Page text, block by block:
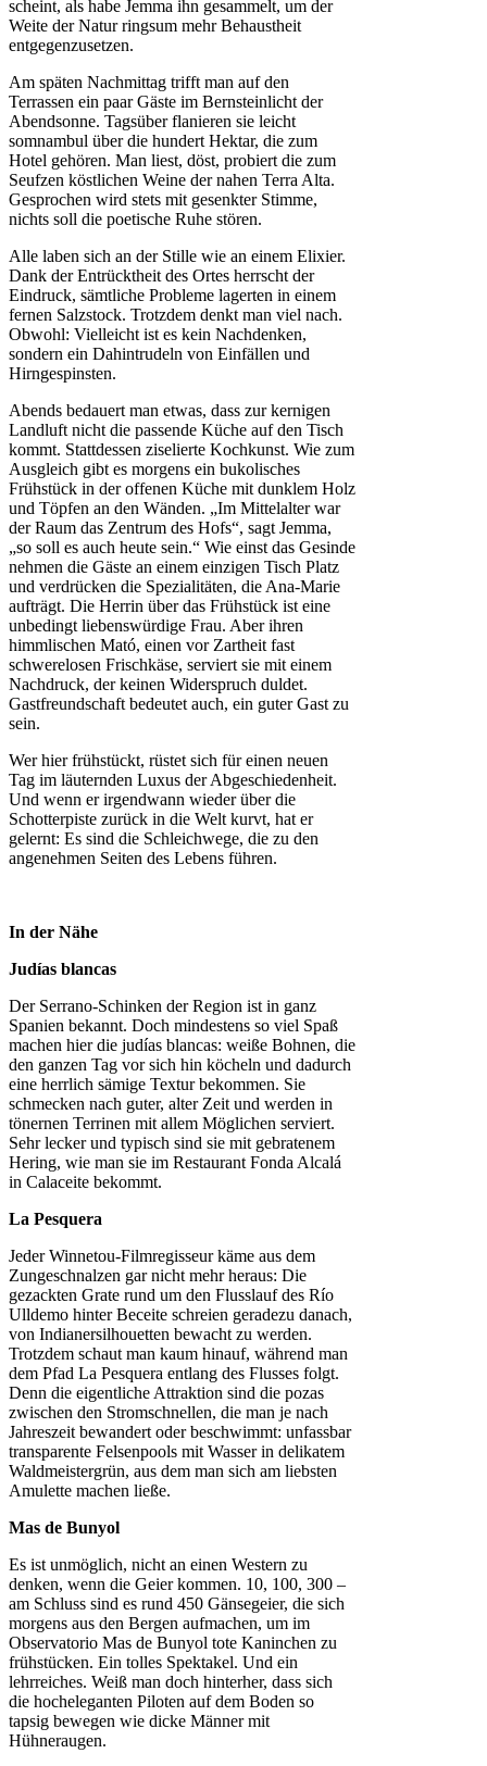
scheint, als habe Jemma ihn gesammelt, um der
Weite der Natur ringsum mehr Behaustheit
entgegenzusetzen.
Am späten Nachmittag trifft man auf den
Terrassen ein paar Gäste im Bernsteinlicht der
Abendsonne. Tagsüber flanieren sie leicht
somnambul über die hundert Hektar, die zum
Hotel gehören. Man liest, döst, probiert die zum
Seufzen köstlichen Weine der nahen Terra Alta.
Gesprochen wird stets mit gesenkter Stimme,
nichts soll die poetische Ruhe stören.
Alle laben sich an der Stille wie an einem Elixier.
Dank der Entrücktheit des Ortes herrscht der
Eindruck, sämtliche Probleme lagerten in einem
fernen Salzstock. Trotzdem denkt man viel nach.
Obwohl: Vielleicht ist es kein Nachdenken,
sondern ein Dahintrudeln von Einfällen und
Hirngespinsten.
Abends bedauert man etwas, dass zur kernigen
Landluft nicht die passende Küche auf den Tisch
kommt. Stattdessen ziselierte Kochkunst. Wie zum
Ausgleich gibt es morgens ein bukolisches
Frühstück in der offenen Küche mit dunklem Holz
und Töpfen an den Wänden. „Im Mittelalter war
der Raum das Zentrum des Hofs“, sagt Jemma,
„so soll es auch heute sein.“ Wie einst das Gesinde
nehmen die Gäste an einem einzigen Tisch Platz
und verdrücken die Spezialitäten, die Ana-Marie
aufträgt. Die Herrin über das Frühstück ist eine
unbedingt liebenswürdige Frau. Aber ihren
himmlischen Mató, einen vor Zartheit fast
schwerelosen Frischkäse, serviert sie mit einem
Nachdruck, der keinen Widerspruch duldet.
Gastfreundschaft bedeutet auch, ein guter Gast zu
sein.
Wer hier frühstückt, rüstet sich für einen neuen
Tag im läuternden Luxus der Abgeschiedenheit.
Und wenn er irgendwann wieder über die
Schotterpiste zurück in die Welt kurvt, hat er
gelernt: Es sind die Schleichwege, die zu den
angenehmen Seiten des Lebens führen.
In der Nähe
Judías blancas
Der Serrano-Schinken der Region ist in ganz
Spanien bekannt. Doch mindestens so viel Spaß
machen hier die judías blancas: weiße Bohnen, die
den ganzen Tag vor sich hin köcheln und dadurch
eine herrlich sämige Textur bekommen. Sie
schmecken nach guter, alter Zeit und werden in
tönernen Terrinen mit allem Möglichen serviert.
Sehr lecker und typisch sind sie mit gebratenem
Hering, wie man sie im Restaurant Fonda Alcalá
in Calaceite bekommt.
La Pesquera
Jeder Winnetou-Filmregisseur käme aus dem
Zungeschnalzen gar nicht mehr heraus: Die
gezackten Grate rund um den Flusslauf des Río
Ulldemo hinter Beceite schreien geradezu danach,
von Indianersilhouetten bewacht zu werden.
Trotzdem schaut man kaum hinauf, während man
dem Pfad La Pesquera entlang des Flusses folgt.
Denn die eigentliche Attraktion sind die pozas
zwischen den Stromschnellen, die man je nach
Jahreszeit bewandert oder beschwimmt: unfassbar
transparente Felsenpools mit Wasser in delikatem
Waldmeistergrün, aus dem man sich am liebsten
Amulette machen ließe.
Mas de Bunyol
Es ist unmöglich, nicht an einen Western zu
denken, wenn die Geier kommen. 10, 100, 300 –
am Schluss sind es rund 450 Gänsegeier, die sich
morgens aus den Bergen aufmachen, um im
Observatorio Mas de Bunyol tote Kaninchen zu
frühstücken. Ein tolles Spektakel. Und ein
lehrreiches. Weiß man doch hinterher, dass sich
die hocheleganten Piloten auf dem Boden so
tapsig bewegen wie dicke Männer mit
Hühneraugen.